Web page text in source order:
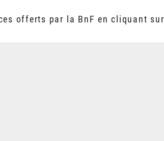
offerts par la BnF en cliquant sur